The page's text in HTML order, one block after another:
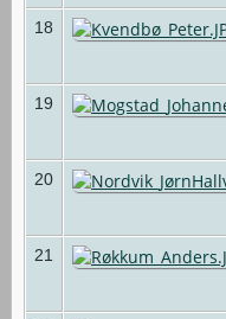
18
19
20
21